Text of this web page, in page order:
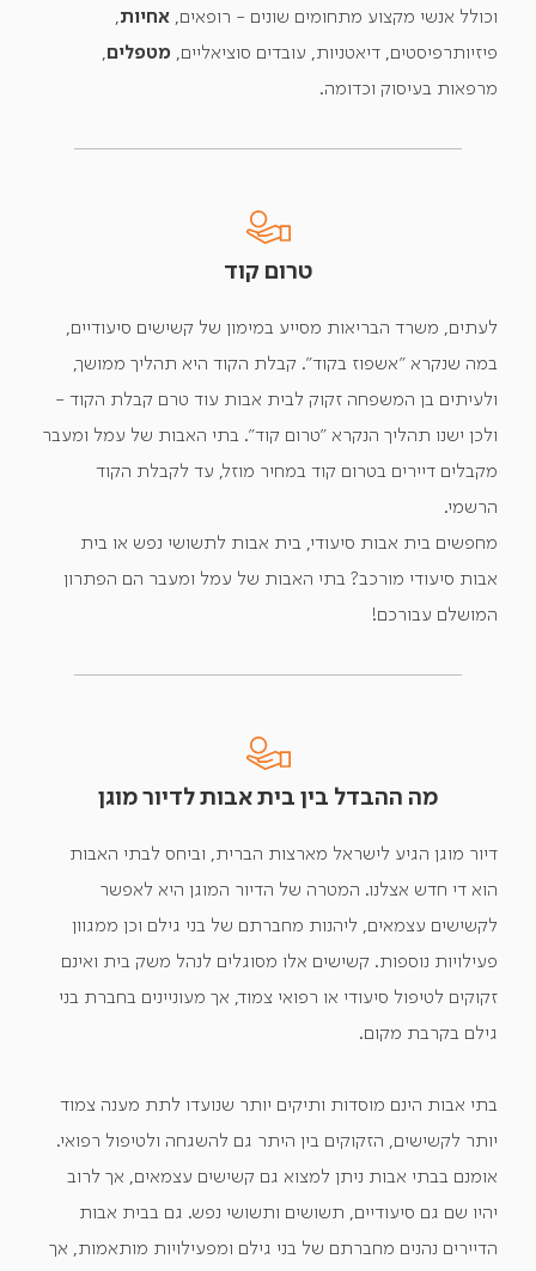
מה ההבדל בין בית אבות לדיור מוגן
דיור מוגן הגיע לישראל מארצות הברית, וביחס לבתי האבות
הוא די חדש אצלנו. המטרה של הדיור המוגן היא לאפשר
לקשישים עצמאים, ליהנות מחברתם של בני גילם וכן ממגוון
פעילויות נוספות. קשישים אלו מסוגלים לנהל משק בית ואינם
זקוקים לטיפול סיעודי או רפואי צמוד, אך מעוניינים בחברת בני
גילם בקרבת מקום.
בתי אבות הינם מוסדות ותיקים יותר שנועדו לתת מענה צמוד
יותר לקשישים, הזקוקים בין היתר גם להשגחה ולטיפול רפואי.
אומנם בבתי אבות ניתן למצוא גם קשישים עצמאים, אך לרוב
יהיו שם גם סיעודיים, תשושים ותשושי נפש. גם בבית אבות
הדיירים נהנים מחברתם של בני גילם ומפעילויות מותאמות, אך
טרום קוד
לעתים, משרד הבריאות מסייע במימון של קשישים סיעודיים,
במה שנקרא "אשפוז בקוד". קבלת הקוד היא תהליך ממושך,
ולעיתים בן המשפחה זקוק לבית אבות עוד טרם קבלת הקוד -
ולכן ישנו תהליך הנקרא "טרום קוד". בתי האבות של עמל ומעבר
מקבלים דיירים בטרום קוד במחיר מוזל, עד לקבלת הקוד
הרשמי.
מחפשים בית אבות סיעודי, בית אבות לתשושי נפש או בית
אבות סיעודי מורכב? בתי האבות של עמל ומעבר הם הפתרון
המושלם עבורכם!
וכולל אנשי מקצוע מתחומים שונים - רופאים,אחיות,
פיזיותרפיסטים, דיאטניות, עובדים סוציאליים, מטפלים,
מרפאות בעיסוק וכדומה.